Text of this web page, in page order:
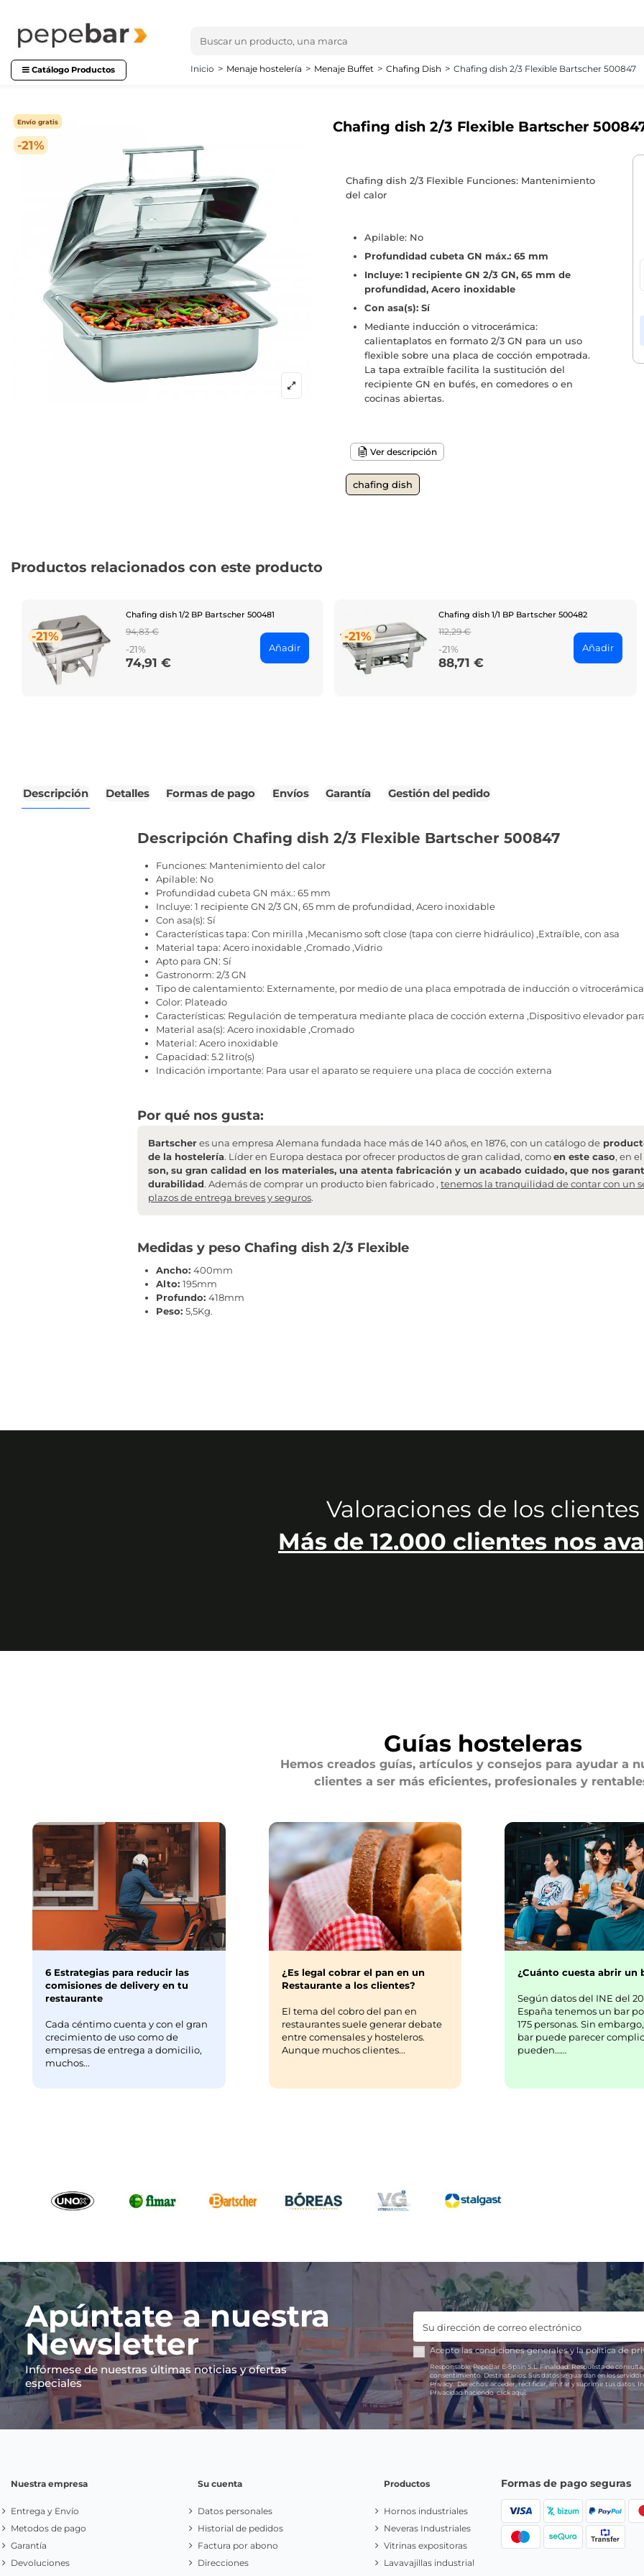
Catálogo Productos Inicio Menaje hostelería Menaje Buffet Chafing Dish Chafing dish 2/3 Flexible Bartscher 500847
-21%
Envío gratis Chafing dish 2/3 Flexible Bartscher
Chafing dish 2/3 Flexible Funciones: Mantenimiento
del calor
Apilable: No
Profundidad cubeta GN máx.: 65 mm
Incluye: 1 recipiente GN 2/3 GN, 65 mm de
profundidad, Acero inoxidable
Con asa(s): Sí
Mediante inducción o vitrocerámica:
calientaplatos en formato 2/3 GN para un uso
flexible sobre una placa de cocción empotrada.
La tapa extraíble facilita la sustitución del
recipiente GN en bufés, en comedores o en
cocinas abiertas.
Ver descripción
chafing dish
Productos relacionados con este producto
-21%
Chafing dish 1/2 BP Bartscher 500481
Regular
price
94,83 €
-21%
Price
74,91 €
Añadir
-21%
Chafing dish 1/1 BP Bartscher 500482
Regular
price
112,29 €
-21%
Price
88,71 €
Añadir
Descripción Detalles Formas de pago Envíos Garantía Gestión del pedido
Descripción Chafing dish 2/3 Flexible Bartscher 500847
Funciones: Mantenimiento del calor
Apilable: No
Profundidad cubeta GN máx.: 65 mm
Incluye: 1 recipiente GN 2/3 GN, 65 mm de profundidad, Acero inoxidable
Con asa(s): Sí
Características tapa: Con mirilla ,Mecanismo soft close (tapa con cierre hidráulico) ,Extraíble, con asa
Material tapa: Acero inoxidable ,Cromado ,Vidrio
Apto para GN: Sí
Gastronorm: 2/3 GN
Tipo de calentamiento: Externamente, por medio de una placa empotrada de inducción o
Color: Plateado
Características: Regulación de temperatura mediante placa de cocción externa ,Dispositivo elevador
Material asa(s): Acero inoxidable ,Cromado
Material: Acero inoxidable
Capacidad: 5.2 litro(s)
Indicación importante: Para usar el aparato se requiere una placa de cocción externa
Por qué nos gusta:
Bartscheres una empresa Alemana fundada hace más de 140 años, en 1876, con un catálogo de
de la hostelería. Líder en Europa destaca por ofrecer productos de gran calidad, comoen este caso, en
son, su gran calidad en los materiales, una atenta fabricación y un acabado cuidado, que nos
durabilidad. Además de comprar un producto bien fabricado , tenemos la tranquilidad de contar con un
plazos de entrega breves y seguros.
Medidas y peso Chafing dish 2/3 Flexible
Ancho: 400mm
Alto: 195mm
Profundo: 418mm
Peso: 5,5Kg.
Guías hosteleras
Hemos creados guías, artículos y consejos para ayudar a
clientes a ser más eficientes, profesionales y
crecimiento de uso como de
empresas de entrega a domicilio,
entre comensales y hosteleros.
Aunque muchos clientes...
Apúntate a nuestra
Newsletter
Infórmese de nuestras últimas noticias y ofertas
especiales
Acepto las condiciones generales política de
PepeBar E-Spain S.L.Finalidad:Respuesta de
consentimiento.
Destinatarios:Sus datos se guardan en los
acceder, rectificar, limitar y suprimir tus datos.
Privacidad haciendo
click aquí.